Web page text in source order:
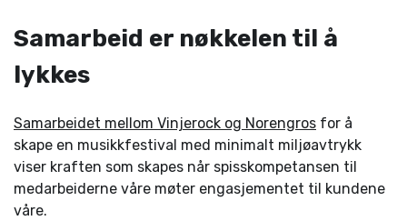
Samarbeid er nøkkelen til å
lykkes
Samarbeidet mellom Vinjerock og Norengros for å
skape en musikkfestival med minimalt miljøavtrykk
viser kraften som skapes når spisskompetansen til
medarbeiderne våre møter engasjementet til kundene
våre.